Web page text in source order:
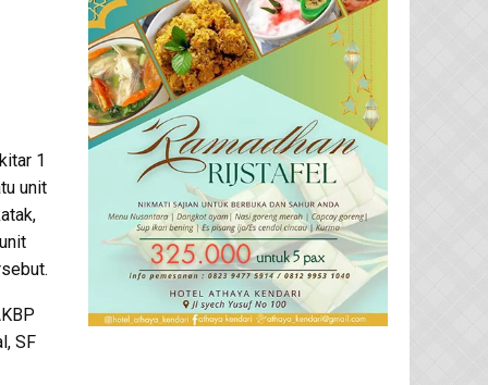
1
unit
SF